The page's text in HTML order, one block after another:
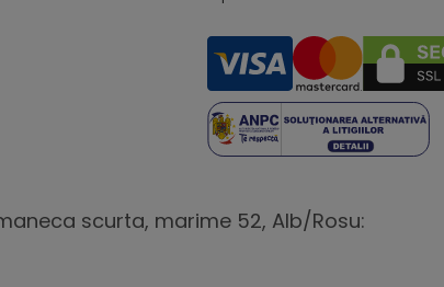
scurta, marime 52, Alb/Rosu: